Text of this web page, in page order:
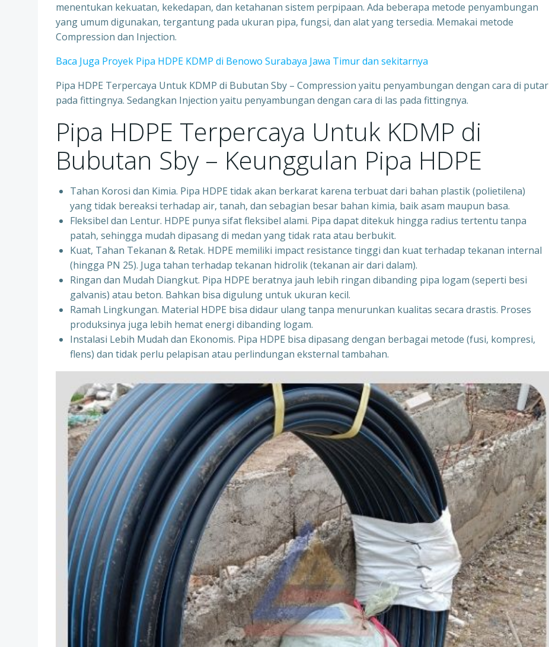
menentukan kekuatan, kekedapan, dan ketahanan sistem perpipaan. Ada beberapa metode penyambungan
yang umum digunakan, tergantung pada ukuran pipa, fungsi, dan alat yang tersedia. Memakai metode
Compression dan Injection.
Baca Juga Proyek Pipa HDPE KDMP di Benowo Surabaya Jawa Timur dan sekitarnya
Pipa HDPE Terpercaya Untuk KDMP di Bubutan Sby – Compression yaitu penyambungan dengan cara di putar
pada fittingnya. Sedangkan Injection yaitu penyambungan dengan cara di las pada fittingnya.
Pipa HDPE Terpercaya Untuk KDMP di
Bubutan Sby – Keunggulan Pipa HDPE
Tahan Korosi dan Kimia. Pipa HDPE tidak akan berkarat karena terbuat dari bahan plastik (polietilena)
yang tidak bereaksi terhadap air, tanah, dan sebagian besar bahan kimia, baik asam maupun basa.
Fleksibel dan Lentur. HDPE punya sifat fleksibel alami. Pipa dapat ditekuk hingga radius tertentu tanpa
patah, sehingga mudah dipasang di medan yang tidak rata atau berbukit.
Kuat, Tahan Tekanan & Retak. HDPE memiliki impact resistance tinggi dan kuat terhadap tekanan internal
(hingga PN 25). Juga tahan terhadap tekanan hidrolik (tekanan air dari dalam).
Ringan dan Mudah Diangkut. Pipa HDPE beratnya jauh lebih ringan dibanding pipa logam (seperti besi
galvanis) atau beton. Bahkan bisa digulung untuk ukuran kecil.
Ramah Lingkungan. Material HDPE bisa didaur ulang tanpa menurunkan kualitas secara drastis. Proses
produksinya juga lebih hemat energi dibanding logam.
Instalasi Lebih Mudah dan Ekonomis. Pipa HDPE bisa dipasang dengan berbagai metode (fusi, kompresi,
flens) dan tidak perlu pelapisan atau perlindungan eksternal tambahan.